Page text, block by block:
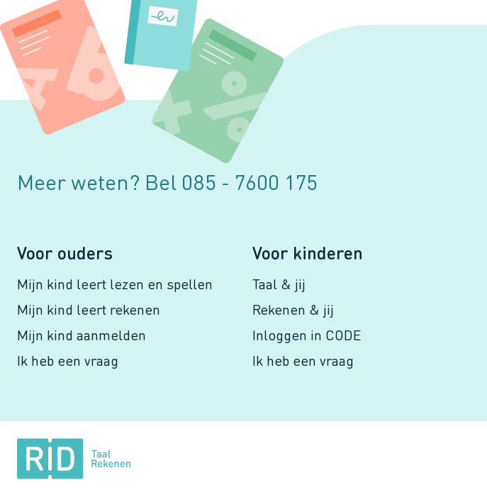
Meer weten? Bel 085 - 7600 175
Voor ouders
Mijn kind leert lezen en spellen
Mijn kind leert rekenen
Mijn kind aanmelden
Ik heb een vraag
Voor kinderen
Taal & jij
Rekenen & jij
Inloggen in CODE
Ik heb een vraag